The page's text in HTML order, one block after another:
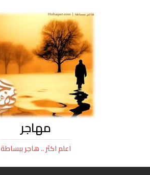
مهاجر
اعلم اكثر .. هاجر ببساطة